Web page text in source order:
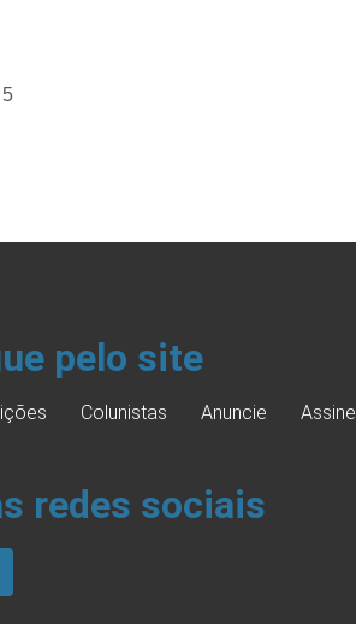
5
pelo site
Colunistas Anuncie Assine
redes sociais